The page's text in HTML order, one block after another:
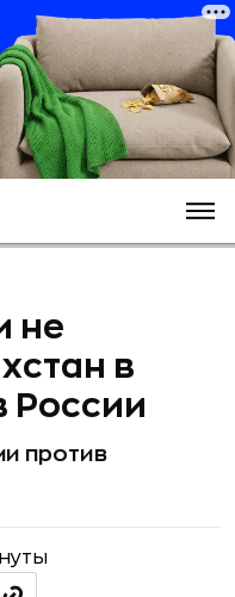
не
в
России
против